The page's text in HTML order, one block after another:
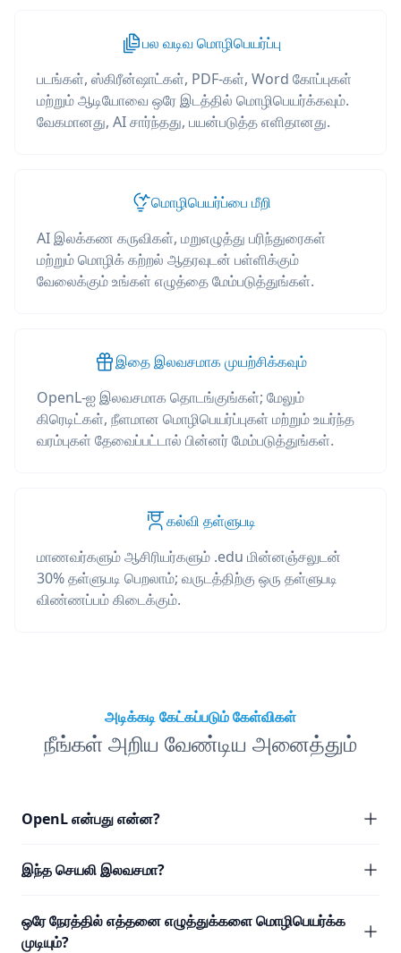
பல வடிவ மொழிபெயர்ப்பு
படங்கள், ஸ்கிரீன்ஷாட்கள், PDF-கள், Word கோப்புகள்
மற்றும் ஆடியோவை ஒரே இடத்தில் மொழிபெயர்க்கவும்.
வேகமானது, AI சார்ந்தது, பயன்படுத்த எளிதானது.
மொழிபெயர்ப்பை மீறி
AI இலக்கண கருவிகள், மறுஎழுத்து பரிந்துரைகள்
மற்றும் மொழிக் கற்றல் ஆதரவுடன் பள்ளிக்கும்
வேலைக்கும் உங்கள் எழுத்தை மேம்படுத்துங்கள்.
இதை இலவசமாக முயற்சிக்கவும்
OpenL-ஐ இலவசமாக தொடங்குங்கள்; மேலும்
கிரெடிட்கள், நீளமான மொழிபெயர்ப்புகள் மற்றும் உயர்ந்த
வரம்புகள் தேவைப்பட்டால் பின்னர் மேம்படுத்துங்கள்.
கல்வி தள்ளுபடி
மாணவர்களும் ஆசிரியர்களும் .edu மின்னஞ்சலுடன்
30% தள்ளுபடி பெறலாம்; வருடத்திற்கு ஒரு தள்ளுபடி
விண்ணப்பம் கிடைக்கும்.
அடிக்கடி கேட்கப்படும் கேள்விகள்
நீங்கள் அறிய வேண்டிய அனைத்தும்
OpenL என்பது என்ன?
இந்த செயலி இலவசமா?
ஒரே நேரத்தில் எத்தனை எழுத்துக்களை மொழிபெயர்க்க
முடியும்?